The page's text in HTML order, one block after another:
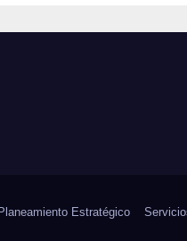
Planeamiento Estratégico